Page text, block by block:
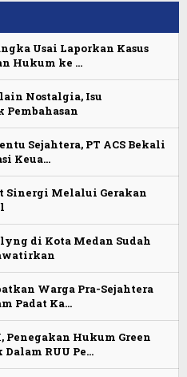
Usai Laporkan Kasus
Hukum ke …
Nostalgia, Isu
Sejahtera, PT ACS Bekali
Keua…
Sinergi Melalui Gerakan
di Kota Medan Sudah
Warga Pra-Sejahtera
Padat Ka…
Penegakan Hukum Green
RUU Pe…